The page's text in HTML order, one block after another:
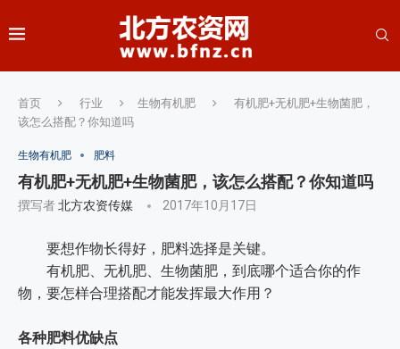
首页 行业 生物有机肥
有机肥+无机肥+生物菌肥，
该怎么搭配？你知道吗
生物有机肥 肥料
有机肥+无机肥+生物菌肥，该怎么搭配？你知道吗
撰写者北方农资传媒 2017年10月17日
要想作物长得好，肥料选择是关键。
有机肥、无机肥、生物菌肥，到底哪个适合你的作
物，要怎样合理搭配才能发挥最大作用？
各种肥料优缺点